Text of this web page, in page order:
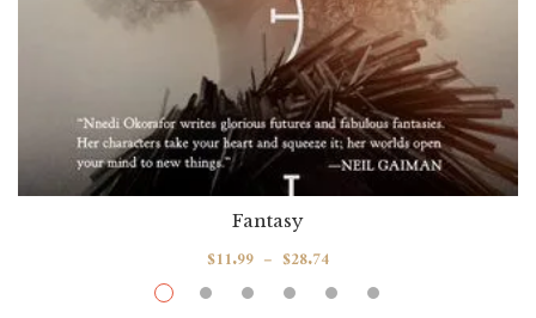
Akata Woman
Fantasy
$11.99 – $28.74